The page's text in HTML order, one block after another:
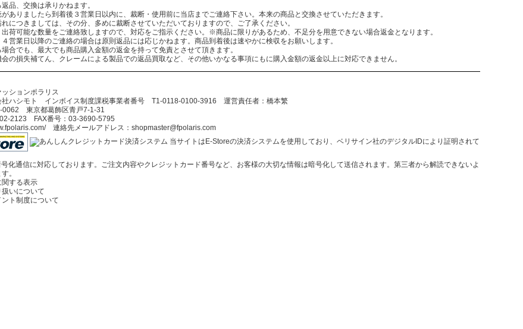
品、交換は承りかねます。
ありましたら到着後３営業日以内に、裁断・使用前に当店までご連絡下さい。本来の商品と交換させていただきます。
につきましては、その分、多めに裁断させていただいておりますので、ご了承ください。
荷可能な数量をご連絡致しますので、対応をご指示ください。※商品に限りがあるため、不足分を用意できない場合返金となります。
営業日以降のご連絡の場合は原則返品には応じかねます。商品到着後は速やかに検収をお願いします。
合でも、最大でも商品購入金額の返金を持って免責とさせて頂きます。
の損失補てん、クレームによる製品での返品買取など、その他いかなる事項にもに購入金額の返金以上に対応できません。
ションポラリス
社ハシモト インボイス制度課税事業者番号 T1-0118-0100-3916 運営責任者：橋本繁
0062 東京都葛飾区青戸7-1-31
2123 FAX番号：03-3690-5795
連絡先メールアドレス：shopmaster@fpolaris.com
当サイトはE-Storeの決済システムを使用しており、ベリサイン社のデジタルIDにより証明されて
化通信に対応しております。ご注文内容やクレジットカード番号など、お客様の大切な情報は暗号化して送信されます。第三者から解読できないよ
。
する表示
いについて
ト制度について